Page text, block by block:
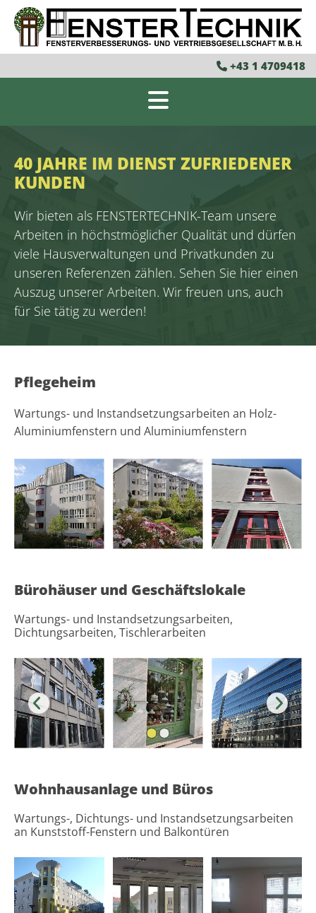
 +43 1 4709418
40 JAHRE IM DIENST ZUFRIEDENER
KUNDEN
Wir bieten als FENSTERTECHNIK-Team unsere
Arbeiten in höchstmöglicher Qualität und dürfen
viele Hausverwaltungen und Privatkunden zu
unseren Referenzen zählen. Sehen Sie hier einen
Auszug unserer Arbeiten. Wir freuen uns, auch
für Sie tätig zu werden!
Pflegeheim
Wartungs- und Instandsetzungsarbeiten an Holz-
Aluminiumfenstern und Aluminiumfenstern
Bürohäuser und Geschäftslokale
Wartungs- und Instandsetzungsarbeiten,
Dichtungsarbeiten, Tischlerarbeiten
Wohnhausanlage und Büros
Wartungs-, Dichtungs- und Instandsetzungsarbeiten
an Kunststoff-Fenstern und Balkontüren